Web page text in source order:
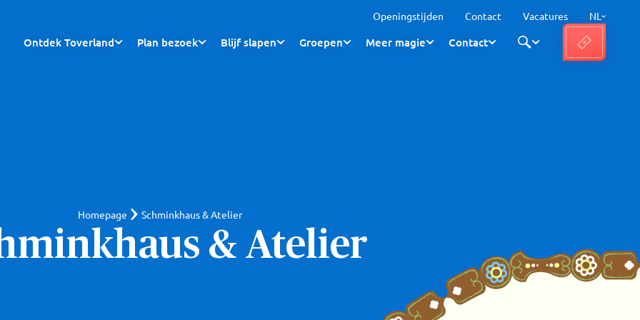
Openingstijden Contact Vacatures NL
Ontdek Toverland Plan bezoek Blijf slapen Groepen Meer magie Contact
Homepage Schminkhaus & Atelier
& Atelier